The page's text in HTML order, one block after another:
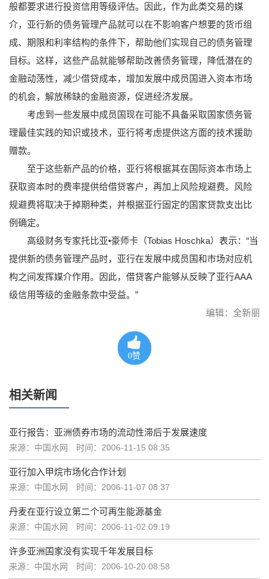
般都要求进行投资信用等级评估。因此，作为此类交易的媒
介，亚行新的债务管理产品就可以在不影响客户想要的货币组
成、期限和利率结构的条件下，帮助他们实现自己的债务管理
目标。这样，这些产品就能够帮助改善债务管理，降低潜在的
金融动荡性，减少借贷成本，增加发展中成员国进入资本市场
的机会，解放稀缺的金融资源，促进经济发展。
考虑到一些发展中成员国现在可能不具备采取国家债务管
理最佳实践的知识或技术，亚行将考虑提供这方面的技术援助
赠款。
至于这些新产品的价格，亚行将根据其在国际资本市场上
获取资本时的费率提供给借贷客户，再加上风险规避费。风险
规避费将取决于掉期种类，并根据亚行固定的国家贷款支出比
例确定。
高级财务专家托比亚•豪师卡（Tobias Hoschka）表示：“当
提供新的债务管理产品时，亚行在发展中成员国和市场对应机
构之间发挥媒介作用。因此，借贷客户能够从反映了亚行AAA
级信用等级的金融条款中受益。”
编辑：全新丽
0赞
相关新闻
亚行报告：亚洲债券市场的流动性滞后于发展速度
来源：中国水网 时间：2006-11-15 08:35
亚行加入甲烷市场化合作计划
来源：中国水网 时间：2006-11-07 08:37
丹麦在亚行设立第二个可再生能源基金
来源：中国水网 时间：2006-11-02 09:19
许多亚洲国家没有实现千年发展目标
来源：中国水网 时间：2006-10-20 08:58